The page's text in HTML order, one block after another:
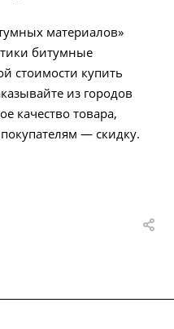
материалов»
битумные
стоимости купить
из городов
качество товара,
— скидку.